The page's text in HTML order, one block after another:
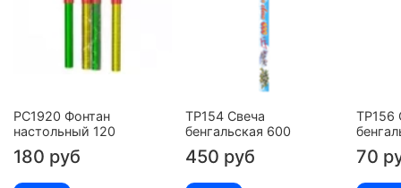
РС1920 Фонтан
настольный 120
180 руб
ТР154 Свеча
бенгальская 600
450 руб
ТР156
70